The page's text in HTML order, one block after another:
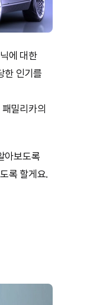
에 대한
한 인기를
밀리카의
아보도록
록 할게요.